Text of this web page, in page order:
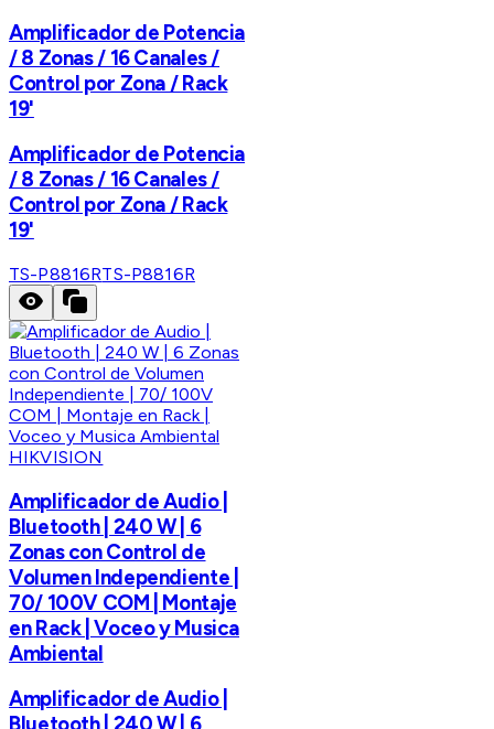
Amplificador de Potencia
/ 8 Zonas / 16 Canales /
Control por Zona / Rack
19'
Amplificador de Potencia
/ 8 Zonas / 16 Canales /
Control por Zona / Rack
19'
TS-P8816RTS-P8816R
HIKVISION
Amplificador de Audio |
Bluetooth | 240 W | 6
Zonas con Control de
Volumen Independiente |
70/ 100V COM | Montaje
en Rack | Voceo y Musica
Ambiental
Amplificador de Audio |